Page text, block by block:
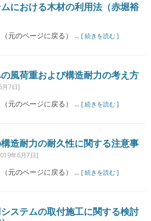
における木材の利用法（赤堀裕
元のページに戻る） ... [ 続きを読む ]
風荷重および構造耐力の考え方
月7日]
元のページに戻る） ... [ 続きを読む ]
造耐力の耐久性に関する注意事
年6月7日]
元のページに戻る） ... [ 続きを読む ]
ステムの取付施工に関する検討